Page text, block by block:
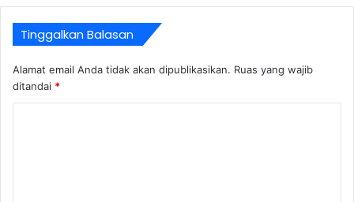
Tinggalkan Balasan
Alamat email Anda tidak akan dipublikasikan. Ruas yang wajib
ditandai *